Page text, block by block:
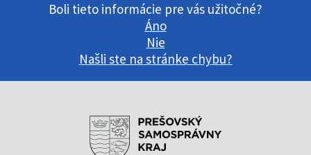
Boli tieto informácie pre vás užitočné?
Áno
Nie
Našli ste na stránke chybu?